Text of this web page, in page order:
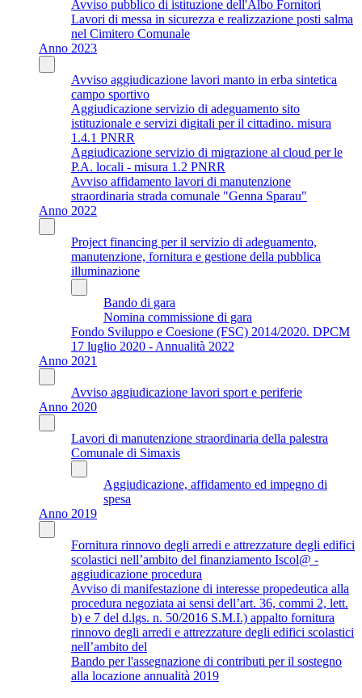
Avviso pubblico di istituzione dell'Albo Fornitori
Lavori di messa in sicurezza e realizzazione posti salma
nel Cimitero Comunale
Anno 2023
Avviso aggiudicazione lavori manto in erba sintetica
campo sportivo
Aggiudicazione servizio di adeguamento sito
istituzionale e servizi digitali per il cittadino. misura
1.4.1 PNRR
Aggiudicazione servizio di migrazione al cloud per le
P.A. locali - misura 1.2 PNRR
Avviso affidamento lavori di manutenzione
straordinaria strada comunale "Genna Sparau"
Anno 2022
Project financing per il servizio di adeguamento,
manutenzione, fornitura e gestione della pubblica
illuminazione
Bando di gara
Nomina commissione di gara
Fondo Sviluppo e Coesione (FSC) 2014/2020. DPCM
17 luglio 2020 - Annualità 2022
Anno 2021
Avviso aggiudicazione lavori sport e periferie
Anno 2020
Lavori di manutenzione straordinaria della palestra
Comunale di Simaxis
Aggiudicazione, affidamento ed impegno di
spesa
Anno 2019
Fornitura rinnovo degli arredi e attrezzature degli edifici
scolastici nell’ambito del finanziamento Iscol@ -
aggiudicazione procedura
Avviso di manifestazione di interesse propedeutica alla
procedura negoziata ai sensi dell’art. 36, commi 2, lett.
b) e 7 del d.lgs. n. 50/2016 S.M.I.) appalto fornitura
rinnovo degli arredi e attrezzature degli edifici scolastici
nell’ambito del
Bando per l'assegnazione di contributi per il sostegno
alla locazione annualità 2019